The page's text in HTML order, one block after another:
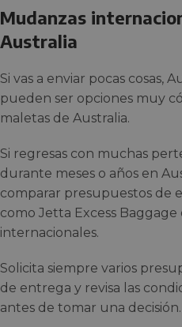
Mudanzas
Australia
Si vas a enviar pocas cosas,
pueden ser opciones muy
maletas de Australia.
Si regresas con muchas
durante meses o años en
comparar presupuestos de
como Jetta Excess
internacionales.
Solicita siempre varios
de entrega y revisa las
antes de tomar una decisión.